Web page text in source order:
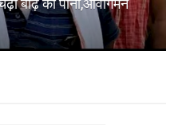
बाढ़ का पानी,आवागमन